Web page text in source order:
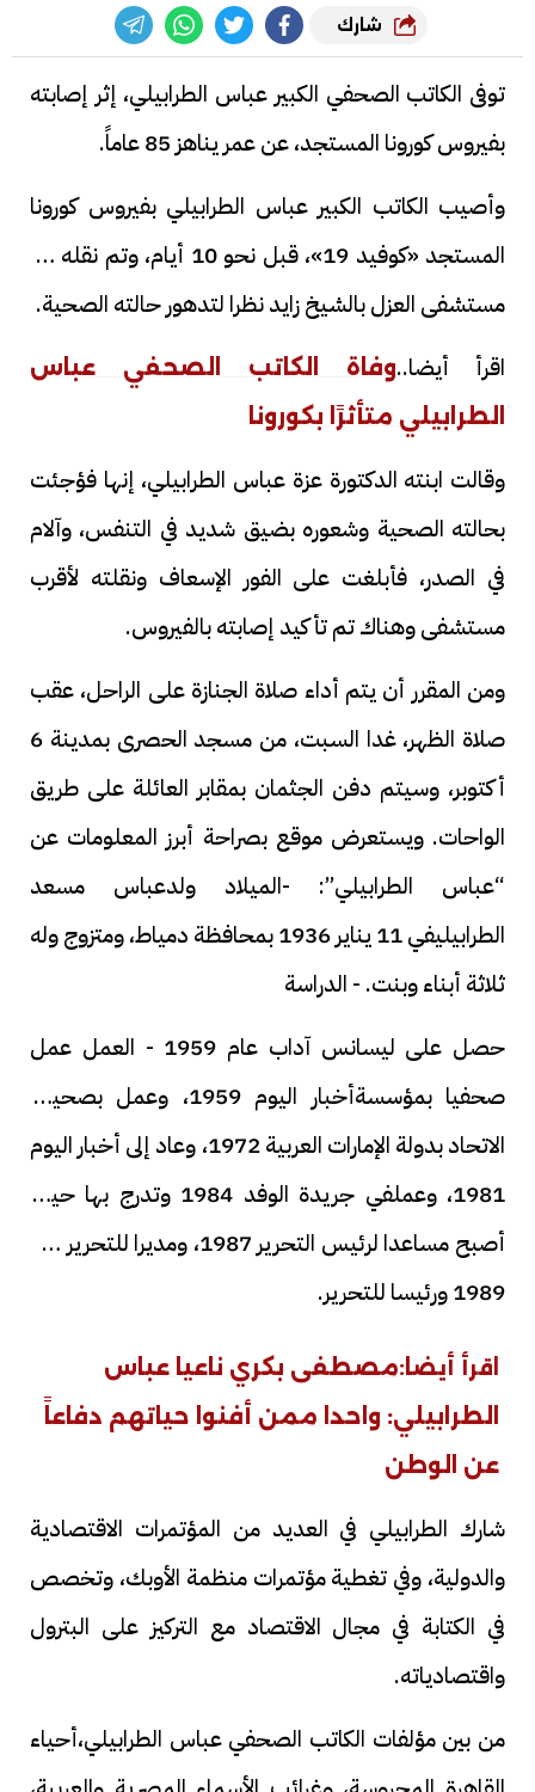
شارك
توفى الكاتب الصحفي الكبير عباس الطرابيلي، إثر إصابته
بفيروس كورونا المستجد، عن عمر يناهز 85 عاماً.
وأصيب الكاتب الكبير عباس الطرابيلي بفيروس كورونا
المستجد «كوفيد 19»، قبل نحو 10 أيام، وتم نقله إلى
مستشفى العزل بالشيخ زايد نظرا لتدهور حالته الصحية.
اقرأ أيضا..وفاة الكاتب الصحفي عباس
الطرابيلي متأثرًا بكورونا
وقالت ابنته الدكتورة عزة عباس الطرابيلي، إنها فؤجئت
بحالته الصحية وشعوره بضيق شديد في التنفس، وآلام
في الصدر، فأبلغت على الفور الإسعاف ونقلته لأقرب
مستشفى وهناك تم تأكيد إصابته بالفيروس.
ومن المقرر أن يتم أداء صلاة الجنازة على الراحل، عقب
صلاة الظهر، غدا السبت، من مسجد الحصرى بمدينة 6
أكتوبر، وسيتم دفن الجثمان بمقابر العائلة على طريق
الواحات. ويستعرض موقع بصراحة أبرز المعلومات عن
“عباس الطرابيلي”: -الميلاد ولدعباس مسعد
الطرابيليفي 11 يناير 1936 بمحافظة دمياط، ومتزوج وله
ثلاثة أبناء وبنت. - الدراسة
حصل على ليسانس آداب عام 1959 - العمل عمل
صحفيا بمؤسسةأخبار اليوم 1959، وعمل بصحيفة
الاتحاد بدولة الإمارات العربية 1972، وعاد إلى أخبار اليوم
1981، وعملفي جريدة الوفد 1984 وتدرج بها حيث
أصبح مساعدا لرئيس التحرير 1987، ومديرا للتحرير عام
1989 ورئيسا للتحرير.
اقرأ أيضا:مصطفى بكري ناعيا عباس
الطرابيلي: واحدا ممن أفنوا حياتهم دفاعاً
عن الوطن
شارك الطرابيلي في العديد من المؤتمرات الاقتصادية
والدولية، وفي تغطية مؤتمرات منظمة الأوبك، وتخصص
في الكتابة في مجال الاقتصاد مع التركيز على البترول
واقتصادياته.
من بين مؤلفات الكاتب الصحفي عباس الطرابيلي،أحياء